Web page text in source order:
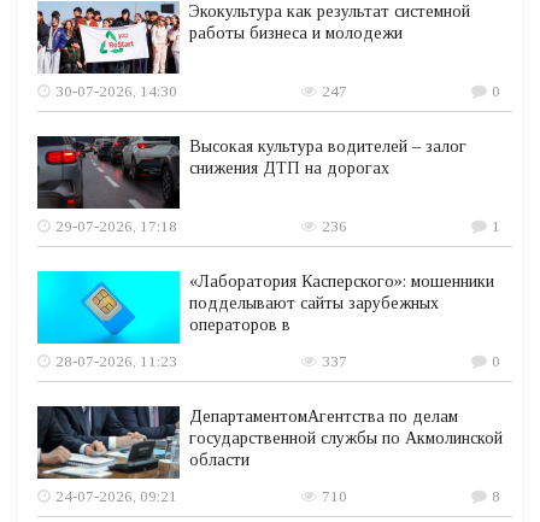
Экокультура как результат системной
работы бизнеса и молодежи
30-07-2026, 14:30 247 0
Высокая культура водителей – залог
снижения ДТП на дорогах
29-07-2026, 17:18 236 1
«Лаборатория Касперского»: мошенники
подделывают сайты зарубежных
операторов в
28-07-2026, 11:23
337 0
ДепартаментомАгентства по делам
государственной службы по Акмолинской
области
24-07-2026, 09:21
710 8